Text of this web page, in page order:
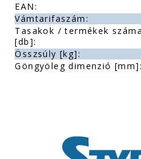
EAN:
Vámtarifaszám:
Tasakok / termékek száma
[db]:
Összsúly [kg]:
Göngyöleg dimenzió [mm]: